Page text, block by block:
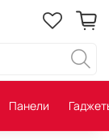
Панели